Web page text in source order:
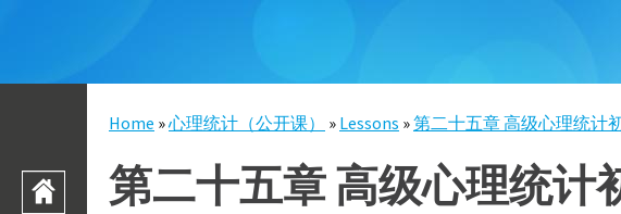
HOME
Home »心理统计（公开课） » Lessons »第二十五章 高级心理统计
第二十五章 高级心理统计